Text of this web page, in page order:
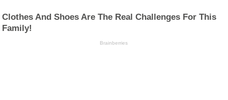
Clothes And Shoes Are The Real Challenges For This
Family!
Brainberries